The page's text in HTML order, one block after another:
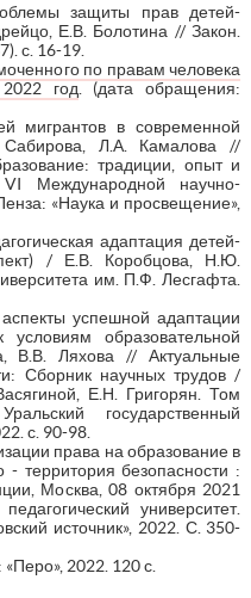
защиты прав детей-
Е.В. Болотина // Закон.
с. 16-19.
по правам человека
год . (дата обращения:
мигрантов в современной
Л.А. Камалова //
традиции, опыт и
Международной научно-
«Наука и просвещение»,
адаптация детей-
/ Е.В. Коробцова, Н.Ю.
им. П.Ф. Лесгафта.
успешной адаптации
образовательной
В.В. Ляхова // Актуальные
Сборник научных трудов /
Е.Н. Григорян. Том
государственный
с. 90-98.
права на образование в
территория безопасности :
Москва, 08 октября 2021
университет.
источник», 2022. С. 350-
2022. 120 с.